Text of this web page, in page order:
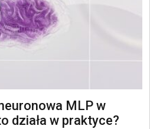
MLP w
działa w praktyce?